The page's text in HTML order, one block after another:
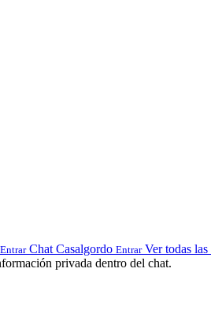
Entrar Chat Casalgordo Entrar Ver todas las
privada dentro del chat.